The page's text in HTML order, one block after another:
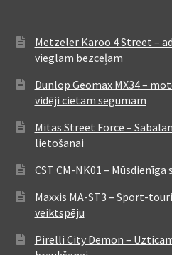
Metzeler Karoo 4 Street –
vieglam bezceļam
Dunlop Geomax MX34 –
vidēji cietam segumam
Mitas Street Force –
lietošanai
CST CM-NK01 –
Maxxis MA-ST3 – Sport-
veiktspēju
Pirelli City Demon –